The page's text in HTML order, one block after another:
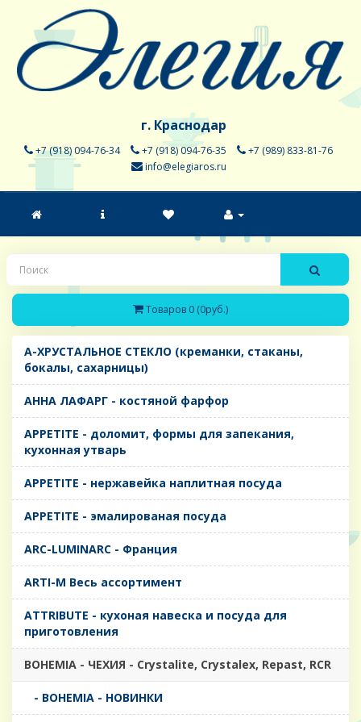
г. Краснодар
+7 (918) 094-76-34 +7 (918) 094-76-35
+7 (989) 833-81-76
info@elegiaros.ru
Товаров 0 (0руб.)
A-ХРУСТАЛЬНОЕ СТЕКЛО (креманки, стаканы,
бокалы, сахарницы)
AHHA ЛАФАРГ - костяной фарфор
APPETITE - доломит, формы для запекания,
кухонная утварь
APPETITE - нержавейка наплитная посуда
APPETITE - эмалированая посуда
ARC-LUMINARC - Франция
ARTI-M Весь ассортимент
ATTRIBUTE - кухоная навеска и посуда для
приготовления
BOHEMIA - ЧЕХИЯ - Crystalite, Crystalex, Repast, RCR
- BOHEMIA - НОВИНКИ